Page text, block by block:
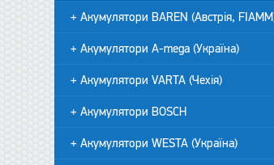
+ Акумулятори BAREN (Австрія,
+ Акумулятори A-mega (Україна)
+ Акумулятори VARTA (Чехія)
+ Акумулятори BOSCH
+ Акумулятори WESTA (Україна)